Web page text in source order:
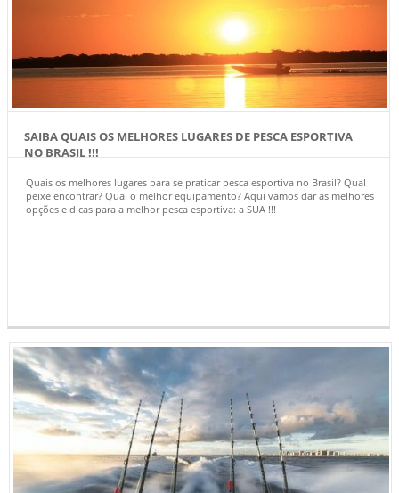
SAIBA QUAIS OS MELHORES LUGARES DE PESCA ESPORTIVA
NO BRASIL !!!
Quais os melhores lugares para se praticar pesca esportiva no Brasil? Qual
peixe encontrar? Qual o melhor equipamento? Aqui vamos dar as melhores
opções e dicas para a melhor pesca esportiva: a SUA !!!